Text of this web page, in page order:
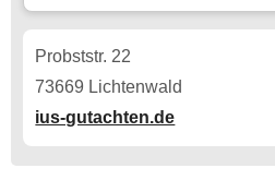
Probststr. 22
73669 Lichtenwald
ius-gutachten.de